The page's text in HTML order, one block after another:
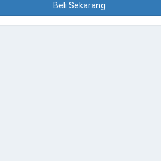
Beli Sekarang